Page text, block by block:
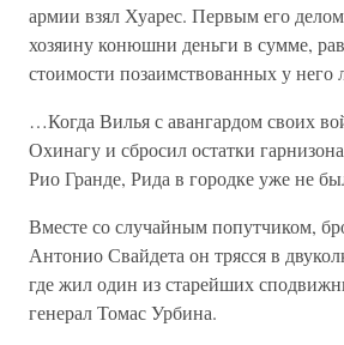
армии взял Хуарес. Первым его
хозяину конюшни деньги в сумме,
стоимости позаимствованных у него
…Когда Вилья с авангардом своих
Охинагу и сбросил остатки
Рио Гранде, Рида в городке уже не
Вместе со случайным попутчиком,
Антонио Свайдета он трясся в
где жил один из старейших
генерал Томас Урбина.